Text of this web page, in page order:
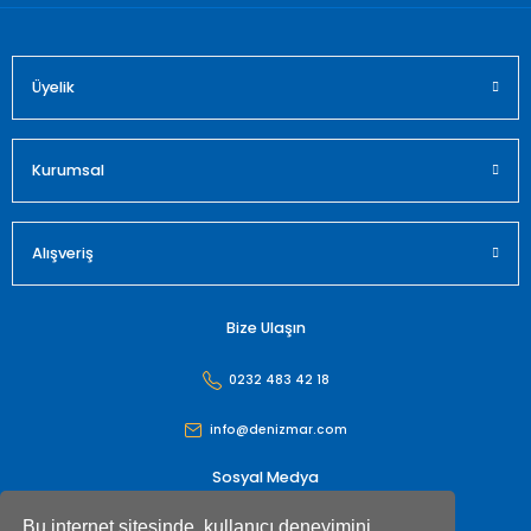
Bu internet sitesinde, kullanıcı deneyimini
Üyelik
Kurumsal
Alışveriş
Bize Ulaşın
0232 483 42 18
info@denizmar.com
Sosyal Medya